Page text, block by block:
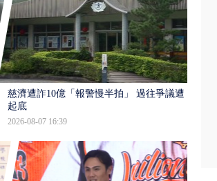
慈濟遭詐10億「報警慢半拍」 過往爭議遭
起底
2026-08-07 16:39